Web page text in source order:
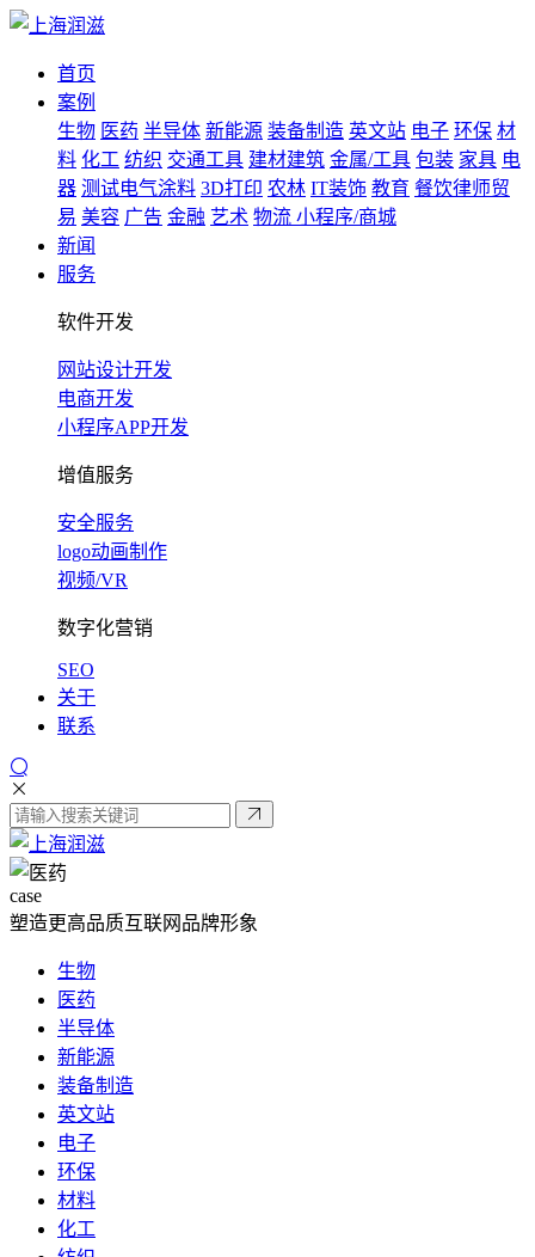
首页
案例
生物 医药 半导体 新能源 装备制造 英文站 电子 环保 材
料 化工 纺织 交通工具 建材建筑 金属/工具 包装 家具 电
器 测试电气涂料 3D打印 农林 IT装饰 教育 餐饮律师贸
易 美容 广告 金融 艺术 物流 小程序/商城
新闻
服务
软件开发
网站设计开发
电商开发
小程序APP开发
增值服务
安全服务
logo动画制作
视频/VR
数字化营销
SEO
关于
联系
case
塑造更高品质互联网品牌形象
生物
医药
半导体
新能源
装备制造
英文站
电子
环保
材料
化工